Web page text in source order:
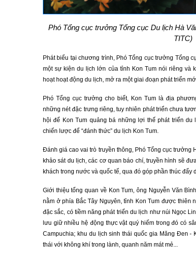
Phó Tổng cục trưởng Tổng cục Du lịch Hà
TITC)
Phát biểu tại chương trình, Phó Tổng cục trưởng Tổng
một sự kiện du lịch lớn của tỉnh Kon Tum nói riêng và
hoạt hoạt động du lịch, mở ra một giai đoạn phát triển
Phó Tổng cục trưởng cho biết, Kon Tum là địa
những nét đặc trưng riêng, tuy nhiên phát triển chưa
hội để Kon Tum quảng bá những lợi thế phát triển
chiến lược để “đánh thức” du lịch Kon Tum.
Đánh giá cao vai trò truyền thông, Phó Tổng cục trưởng
khảo sát du lịch, các cơ quan báo chí, truyền hình sẽ
khách trong nước và quốc tế, qua đó góp phần thúc đẩy
Giới thiệu tổng quan về Kon Tum, ông Nguyễn Văn
nằm ở phía Bắc Tây Nguyên, tỉnh Kon Tum được thiên
đặc sắc, có tiềm năng phát triển du lịch như núi Ngọc
lưu giữ nhiều hệ động thực vật quý hiếm trong đó có
Campuchia; khu du lịch sinh thái quốc gia Măng Đen
thái với không khí trong lành, quanh năm mát mẻ...